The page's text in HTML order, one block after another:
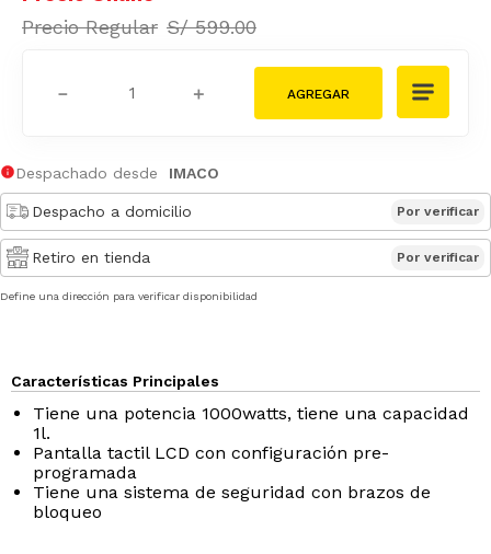
S/ 599.00
＋
－
Despachado desde IMACO
Despacho a domicilio Por verificar
Retiro en tienda Por verificar
Define una dirección para verificar disponibilidad
Características Principales
Tiene una potencia 1000watts, tiene una capacidad
1l.
Pantalla tactil LCD con configuración pre-
programada
Tiene una sistema de seguridad con brazos de
bloqueo